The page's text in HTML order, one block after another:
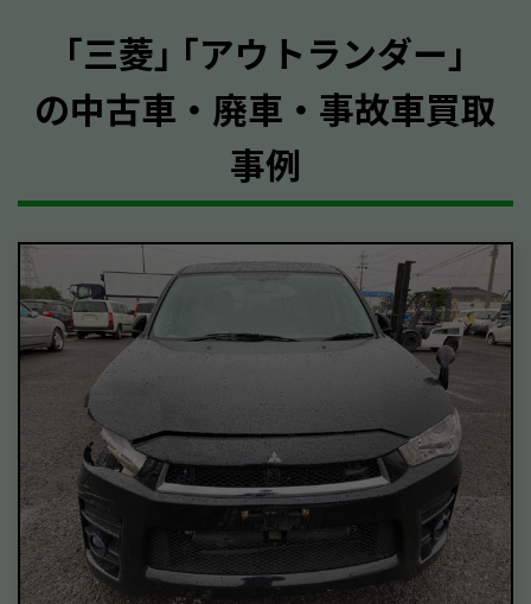
｢三菱｣ ｢アウトランダー｣
の中古車・廃車・事故車買取
事例